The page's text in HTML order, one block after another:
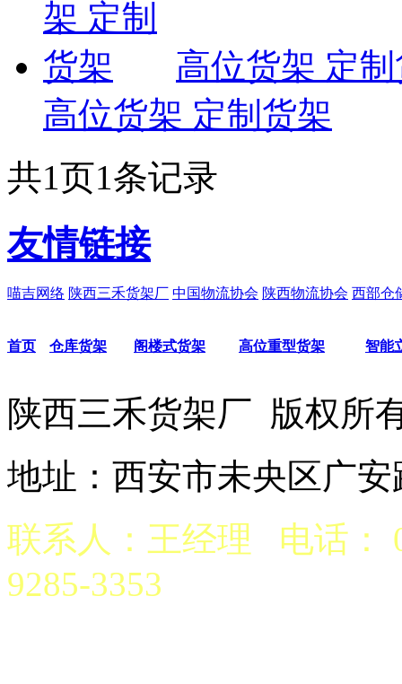
高位货架 定
高位货架 定制货架
共1页1条记录
友情链接
喵吉网络 陕西三禾货架厂 中国物流协会 陕西物流协会 西部仓
首页 仓库货架 阁楼式货架 高位重型货架 智能
陕西三禾货架厂 版权
地址：西安市未央区广安
联系人：王经理 电话：
9285-3353